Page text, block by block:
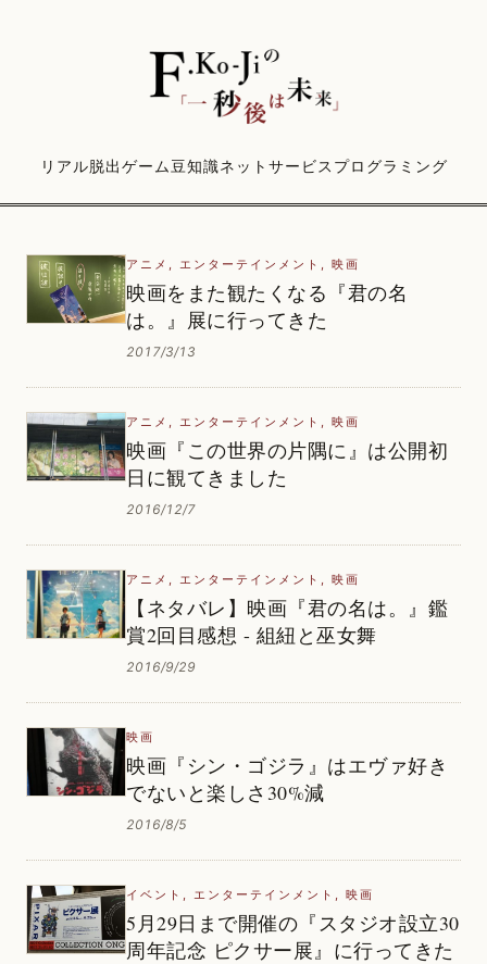
リアル脱出ゲーム豆知識ネットサービス プログラミング
アニメ , エンターテインメント , 映画
映画をまた観たくなる『君の名
は。』展に行ってきた
2017/3/13
アニメ , エンターテインメント , 映画
映画『この世界の片隅に』は公開初
日に観てきました
2016/12/7
アニメ , エンターテインメント , 映画
【ネタバレ】映画『君の名は。』鑑
賞2回目感想 - 組紐と巫女舞
2016/9/29
映画
映画『シン・ゴジラ』はエヴァ好き
でないと楽しさ30%減
2016/8/5
イベント , エンターテインメント , 映画
5月29日まで開催の『スタジオ設立30
周年記念 ピクサー展』に行ってきた